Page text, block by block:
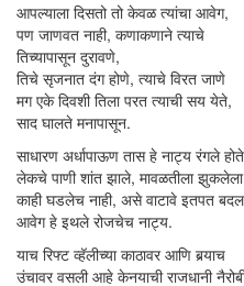
आपल्याला दिसतो तो केवळ त्यांचा आवेग,
पण जाणवत नाही, कणाकणाने त्याचे
तिच्यापासून दुरावणे,
तिचे सृजनात दंग होणे, त्याचे विरत जाणे
मग एके दिवशी तिला परत त्याची सय येते,
साद घालते मनापासून.
साधारण अर्धापाऊण तास हे नाट्य रंगले
लेकचे पाणी शांत झाले, मावळतीला झुकलेला
काही घडलेच नाही, असे वाटावे इतपत
आवेग हे इथले रोजचेच नाट्य.
याच रिफ्ट व्हॅलीच्या काठावर आणि बर्‍याच
उंचावर वसली आहे केनयाची राजधानी